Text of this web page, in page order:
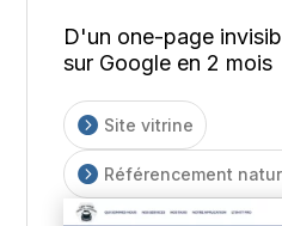
D'un one-page
sur Google en 2 mois
 Site vitrine
 Référencement